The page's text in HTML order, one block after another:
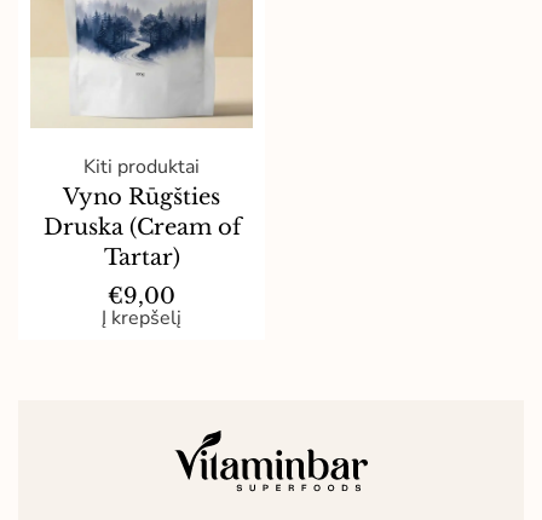
Kiti produktai
Vyno Rūgšties
Druska (Cream of
Tartar)
€9,00
Į krepšelį